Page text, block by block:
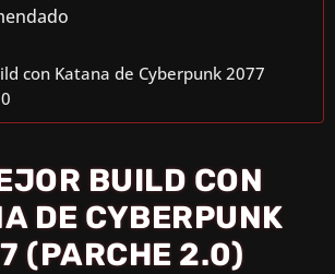
con Katana de Cyberpunk 2077
BUILD CON
DE CYBERPUNK
(PARCHE 2.0)